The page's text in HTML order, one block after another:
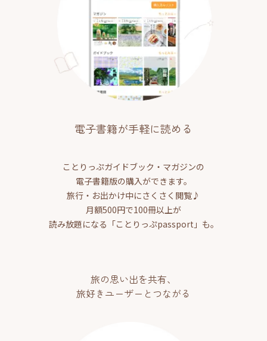
電子書籍が手軽に読める
ことりっぷガイドブック・マガジンの
電子書籍版の購入ができます。
旅行・お出かけ中にさくさく閲覧♪
月額500円で100冊以上が
読み放題になる「ことりっぷpassport」も。
旅の思い出を共有、
旅好きユーザーとつながる